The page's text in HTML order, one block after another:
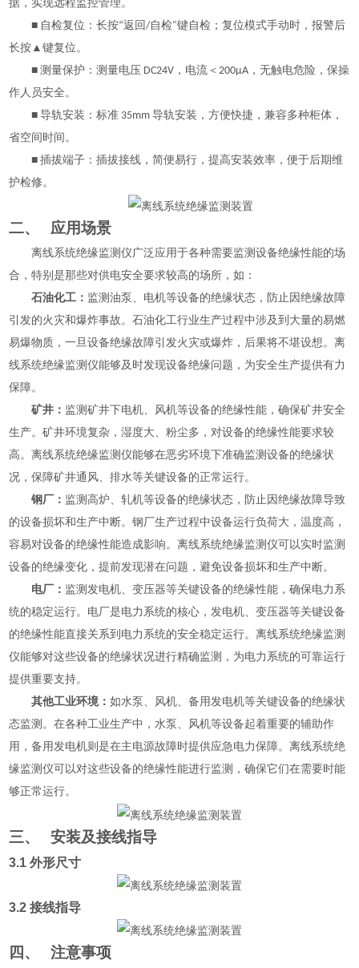
据，实现远程监控管理。
■ 自检复位：长按“返回/自检"键自检；复位模式手动时，报警后
长按▲键复位。
■ 测量保护：测量电压 DC24V，电流＜200μA，无触电危险，保操
作人员安全。
■ 导轨安装：标准 35mm 导轨安装，方便快捷，兼容多种柜体，
省空间时间。
■ 插拔端子：插拔接线，简便易行，提高安装效率，便于后期维
护检修。
二、 应用场景
离线系统绝缘监测仪广泛应用于各种需要监测设备绝缘性能的场
合，特别是那些对供电安全要求较高的场所，如：
石油化工： 监测油泵、电机等设备的绝缘状态，防止因绝缘故障
引发的火灾和爆炸事故。石油化工行业生产过程中涉及到大量的易燃
易爆物质，一旦设备绝缘故障引发火灾或爆炸，后果将不堪设想。离
线系统绝缘监测仪能够及时发现设备绝缘问题，为安全生产提供有力
保障。
矿井： 监测矿井下电机、风机等设备的绝缘性能，确保矿井安全
生产。矿井环境复杂，湿度大、粉尘多，对设备的绝缘性能要求较
高。离线系统绝缘监测仪能够在恶劣环境下准确监测设备的绝缘状
况，保障矿井通风、排水等关键设备的正常运行。
钢厂： 监测高炉、轧机等设备的绝缘状态，防止因绝缘故障导致
的设备损坏和生产中断。钢厂生产过程中设备运行负荷大，温度高，
容易对设备的绝缘性能造成影响。离线系统绝缘监测仪可以实时监测
设备的绝缘变化，提前发现潜在问题，避免设备损坏和生产中断。
电厂： 监测发电机、变压器等关键设备的绝缘性能，确保电力系
统的稳定运行。电厂是电力系统的核心，发电机、变压器等关键设备
的绝缘性能直接关系到电力系统的安全稳定运行。离线系统绝缘监测
仪能够对这些设备的绝缘状况进行精确监测，为电力系统的可靠运行
提供重要支持。
其他工业环境：如水泵、风机、备用发电机等关键设备的绝缘状
态监测。在各种工业生产中，水泵、风机等设备起着重要的辅助作
用，备用发电机则是在主电源故障时提供应急电力保障。离线系统绝
缘监测仪可以对这些设备的绝缘性能进行监测，确保它们在需要时能
够正常运行。
三、 安装及接线指导
3.1 外形尺寸
3.2 接线指导
四、 注意事项